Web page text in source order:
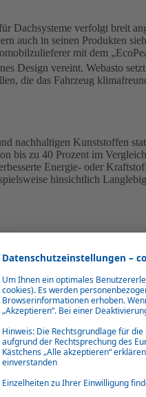
Dachsysteme verfolgt breit
auch in seinen Produkten
mit dem
Design vereint. Webasto
die das Fahrzeug
nachhaltigen Kunststoffen
bis zu 40 Prozent im
Energie- oder
hinsichtlich
des Fahrzeugs ab,
bestückt, die das Fahrzeug
Fahrzeug und Wetter, kann
Merkmal des „EcoPeak“
gefertigt. Das unterstreicht
von
rund 50%
wesentlichen Einfluss auf